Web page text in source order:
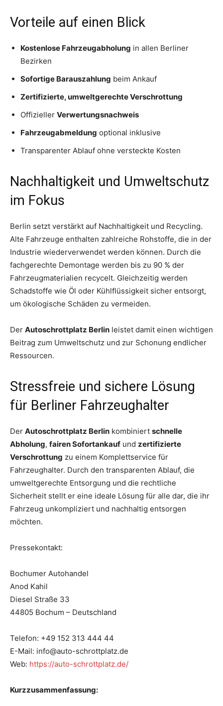
Vorteile auf einen Blick
Kostenlose Fahrzeugabholung in allen Berliner
Bezirken
Sofortige Barauszahlung beim Ankauf
Zertifizierte, umweltgerechte Verschrottung
Offizieller Verwertungsnachweis
Fahrzeugabmeldung optional inklusive
Transparenter Ablauf ohne versteckte Kosten
Nachhaltigkeit und Umweltschutz
im Fokus
Berlin setzt verstärkt auf Nachhaltigkeit und Recycling.
Alte Fahrzeuge enthalten zahlreiche Rohstoffe, die in der
Industrie wiederverwendet werden können. Durch die
fachgerechte Demontage werden bis zu 90 % der
Fahrzeugmaterialien recycelt. Gleichzeitig werden
Schadstoffe wie Öl oder Kühlflüssigkeit sicher entsorgt,
um ökologische Schäden zu vermeiden.
Der Autoschrottplatz Berlin leistet damit einen wichtigen
Beitrag zum Umweltschutz und zur Schonung endlicher
Ressourcen.
Stressfreie und sichere Lösung
für Berliner Fahrzeughalter
Der Autoschrottplatz Berlin kombiniert schnelle
Abholung, fairen Sofortankauf und zertifizierte
Verschrottung zu einem Komplettservice für
Fahrzeughalter. Durch den transparenten Ablauf, die
umweltgerechte Entsorgung und die rechtliche
Sicherheit stellt er eine ideale Lösung für alle dar, die ihr
Fahrzeug unkompliziert und nachhaltig entsorgen
möchten.
Pressekontakt:
Bochumer Autohandel
Anod Kahil
Diesel Straße 33
44805 Bochum – Deutschland
Telefon: +49 152 313 444 44
E-Mail: info@auto-schrottplatz.de
Web: https://auto-schrottplatz.de/
Kurzzusammenfassung: